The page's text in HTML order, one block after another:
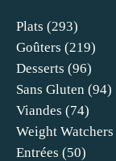
Plats (293)
Goûters (219)
Desserts (96)
Sans Gluten (94)
Viandes (74)
Weight Watchers
Entrées (50)